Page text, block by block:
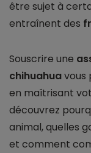
être sujet à
entraînent des
Souscrire une
chihuahuavous
en maîtrisant
découvrez
animal, quelles
et comment